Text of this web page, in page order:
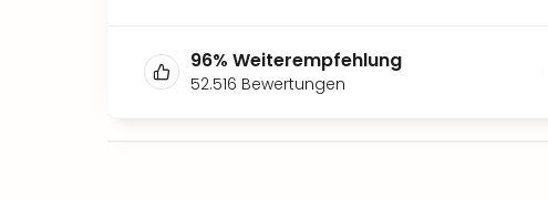
96% Weiterempfehlung
52.516 Bewertungen